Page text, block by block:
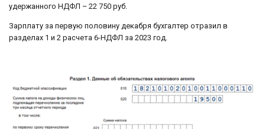
удержанного НДФЛ – 22 750 руб.
Зарплату за первую половину декабря бухгалтер отразил в
разделах 1 и 2 расчета 6-НДФЛ за 2023 год.